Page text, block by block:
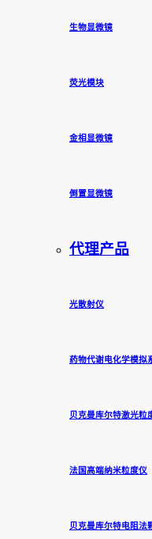
生物显微镜
荧光模块
金相显微镜
倒置显微镜
代理产品
光散射仪
药物代谢电化学模拟
贝克曼库尔特激光粒
法国高端纳米粒度仪
贝克曼库尔特电阻法